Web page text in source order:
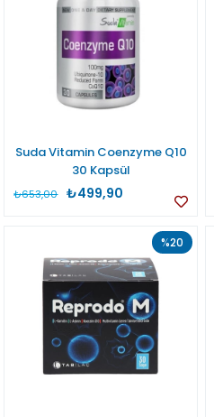
Suda Vitamin Coenzyme Q10
30 Kapsül
₺499,90
₺653,00
%20